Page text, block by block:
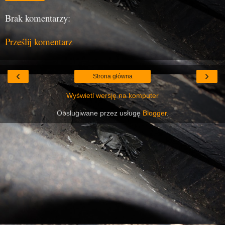
Brak komentarzy:
Prześlij komentarz
‹ ›
Strona główna
Wyświetl wersję na komputer
Obsługiwane przez usługę Blogger.